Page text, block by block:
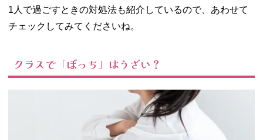
ちになる原因
− 1人でいる
のが好き
ケーション
が苦手
1人で過ごすときの対処法も紹介しているので、あわせて
チェックしてみてくださいね。
クラスで「ぼっち」はうざい？